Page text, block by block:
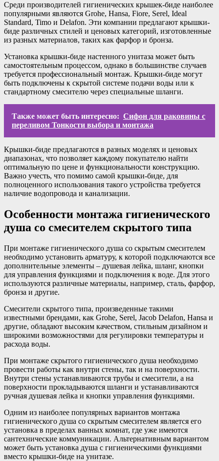
Среди производителей гигиенических крышек-биде наиболее
популярными являются Grohe, Hansa, Fiore, Serel, Ideal
Standard, Timo и Delafon. Эти компании предлагают крышки-
биде различных стилей и ценовых категорий, изготовленные
из разных материалов, таких как фарфор и бронза.
Установка крышки-биде настенного унитаза может быть
самостоятельным процессом, однако в большинстве случаев
требуется профессиональный монтаж. Крышки-биде могут
быть подключены к скрытой системе подачи воды или к
стандартному смесителю через специальные шланги.
Также может быть интересно: Сифон для раковины с
переливом Тонкости выбора и монтажа
Крышки-биде предлагаются в разных моделях и ценовых
диапазонах, что позволяет каждому покупателю найти
оптимальную по цене и функциональности конструкцию.
Важно учесть, что помимо самой крышки-биде, для
полноценного использования такого устройства требуется
наличие водопровода и канализации.
Особенности монтажа гигиенического
душа со смесителем скрытого типа
При монтаже гигиенического душа со скрытым смесителем
необходимо установить арматуру, к которой подключаются все
дополнительные элементы – душевая лейка, шланг, кнопки
для управления функциями и подключения к воде. Для этого
используются различные материалы, например, сталь, фарфор,
бронза и другие.
Смесители скрытого типа, произведенные такими
известными брендами, как Grohe, Serel, Jacob Delafon, Hansa и
другие, обладают высоким качеством, стильным дизайном и
широкими возможностями для регулировки температуры и
расхода воды.
При монтаже скрытого гигиенического душа необходимо
провести работы как внутри стены, так и на поверхности.
Внутри стены устанавливаются трубы и смесители, а на
поверхности прокладываются шланги и устанавливаются
ручная душевая лейка и кнопки управления функциями.
Одним из наиболее популярных вариантов монтажа
гигиенического душа со скрытым смесителем является его
установка в пределах ванных комнат, где уже имеются
сантехнические коммуникации. Альтернативным вариантом
может быть установка душа с гигиеническими функциями
вместо крышки-биде на унитазе.